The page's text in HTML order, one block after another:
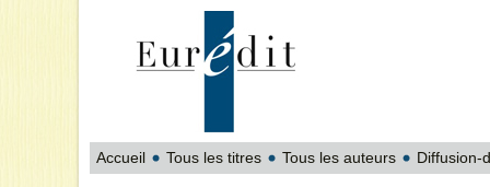
Accueil Tous les titres Tous les auteurs Diffusion-